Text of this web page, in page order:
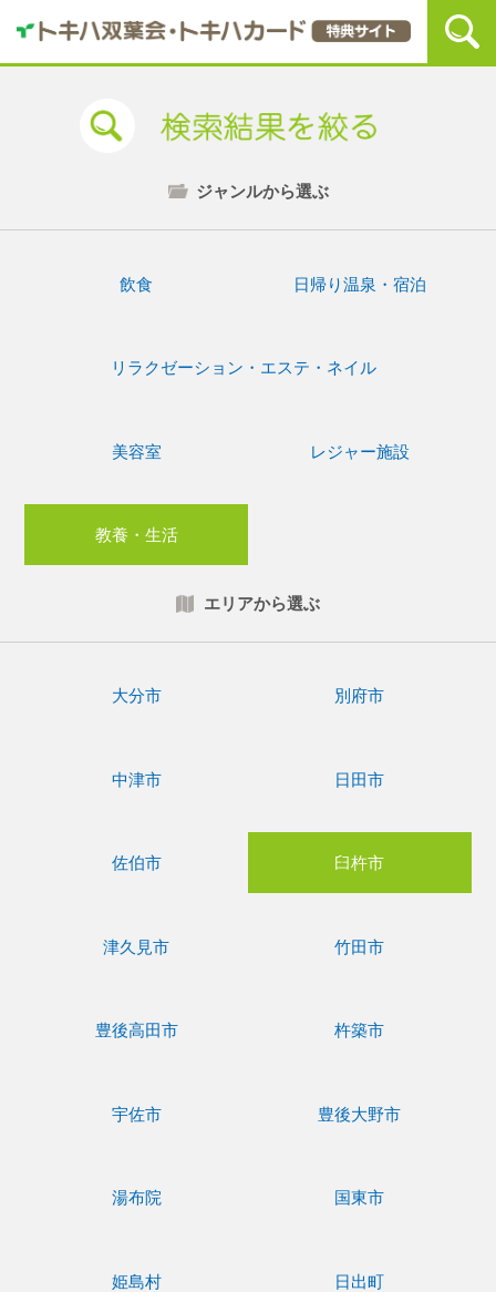
ジャンルから選ぶ
飲食 日帰り温泉・宿泊
リラクゼーション・エステ・ネイル
美容室 レジャー施設
教養・生活
エリアから選ぶ
大分市 別府市
中津市 日田市
佐伯市 臼杵市
津久見市 竹田市
豊後高田市 杵築市
宇佐市 豊後大野市
湯布院 国東市
姫島村 日出町